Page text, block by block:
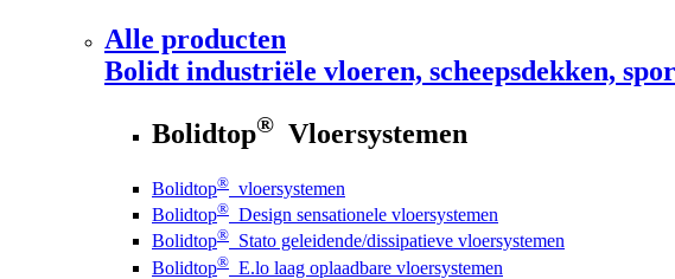
Alle producten
Bolidt industriële vloeren, scheepsdekken,
Bolidtop® Vloersystemen
Bolidtop® vloersystemen
Bolidtop® Design sensationele vloersystemen
Bolidtop® Stato geleidende/dissipatieve vloersystemen
Bolidtop® E.lo laag oplaadbare vloersystemen